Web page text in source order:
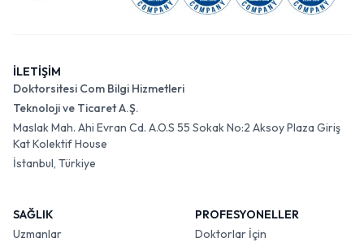
İLETİŞİM
Doktorsitesi Com Bilgi Hizmetleri
Teknoloji ve Ticaret A.Ş.
Maslak Mah. Ahi Evran Cd. A.O.S 55 Sokak No:2 Aksoy Plaza Giriş
Kat Kolektif House
İstanbul, Türkiye
SAĞLIK
Uzmanlar
PROFESYONELLER
Doktorlar İçin